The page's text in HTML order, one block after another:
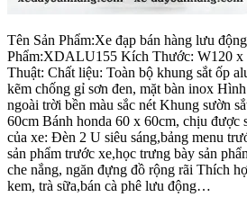
Tên Sản Phẩm:Xe đạp bán hàng lưu
Phẩm:XDALU155 Kích Thước: W120 x
Thuật: Chất liệu: Toàn bộ khung sắt ốp
kẽm chống gỉ sơn đen, mặt bàn inox
ngoài trời bền màu sắc nét Khung sườn
60cm Bánh honda 60 x 60cm, chịu được
của xe: Đèn 2 U siêu sáng,bảng menu
sản phẩm trước xe,học trưng bày sản
che nắng, ngăn đựng đồ rộng rãi Thích
kem, trà sữa,bán cà phê lưu động…